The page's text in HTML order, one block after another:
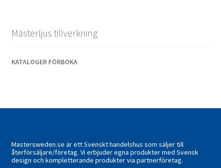
Mästerljus tillverkning
KATALOGER FÖRBOKA
Mastersweden.se är ett Svenskt handelshus som säljer till
återförsäljare/företag. Vi erbjuder egna produkter med Svensk
design och kompletterande produkter via partnerföretag.